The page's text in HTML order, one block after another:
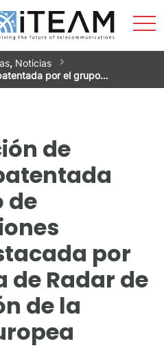
, Noticias
por el grupo…
de
de
por
Radar de
de la